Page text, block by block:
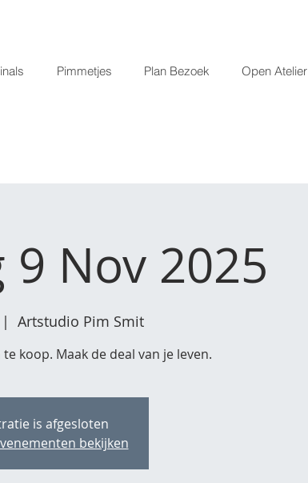
Pimmetjes Plan Bezoek Open Atelier
9 Nov 2025
|
Artstudio Pim Smit
koop. Maak de deal van je leven.
is afgesloten
bekijken